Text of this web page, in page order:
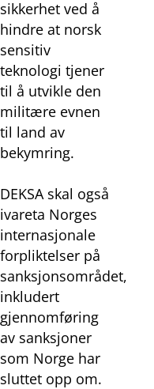
sikkerhet ved å
hindre at norsk
sensitiv
teknologi tjener
til å utvikle den
militære evnen
til land av
bekymring.
DEKSA skal også
ivareta Norges
internasjonale
forpliktelser på
sanksjonsområdet,
inkludert
gjennomføring
av sanksjoner
som Norge har
sluttet opp om.